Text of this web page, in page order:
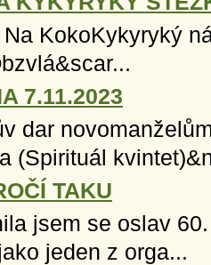
KokoKykyryký
7.11.2023
dar
(Spirituál
TAKU
jsem se oslav
jeden z orga...